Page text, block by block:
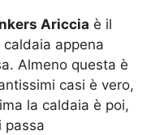
Ariccia è il
appena
Almeno questa è
casi è vero,
la caldaia è poi,
passa